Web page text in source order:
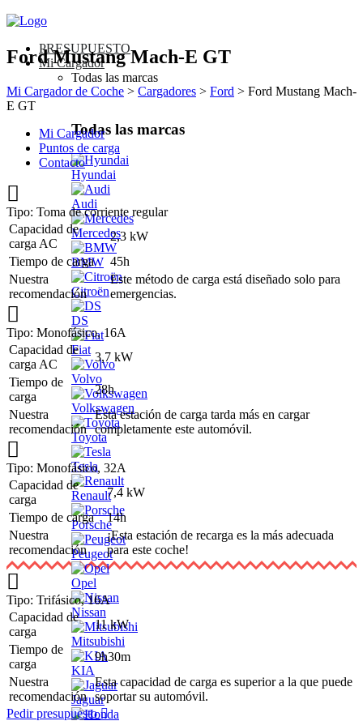
PRESUPUESTO
Mi Cargador
Todas las marcas
Todas las marcas
Hyundai
Audi
Mercedes
BMW
Citroën
DS
Fiat
Volvo
Volkswagen
Toyota
Tesla
Renault
Porsche
Peugeot
Opel
Nissan
Mitsubishi
KIA
Jaguar
Ford Mustang Mach-E GT
Mi Cargador de Coche > Cargadores > Ford > Ford Mustang Mach-
E GT
Mi Cargador
Puntos de carga
Contacto
Tipo: Toma de corriente regular
Capacidad de
carga AC
2,3 kW
Tiempo de carga
45h
Nuestra
recomendación
Este método de carga está diseñado solo para
emergencias.
Tipo: Monofásico, 16A
Capacidad de
carga AC
3,7 kW
Tiempo de
carga
28h
Nuestra
recomendación
Esta estación de carga tarda más en cargar
completamente este automóvil.
Tipo: Monofásico, 32A
Capacidad de
carga
7,4 kW
Tiempo de carga
14h
Nuestra
recomendación
¡Esta estación de recarga es la más adecuada
para este coche!
Tipo: Trifásico, 16A
Capacidad de
carga
11 kW
Tiempo de
carga
9h30m
Nuestra
recomendación
Esta capacidad de carga es superior a la que puede
soportar su automóvil.
Pedir presupuesto